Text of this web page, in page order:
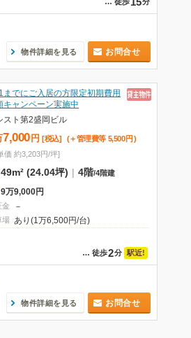
物件詳細を見る お問合せ
までにご入居の方限定初期費用
キャンペーン実施中
スト第2盛岡ビル
7,000 円 [税込] (＋管理費等 5,500 円 )
価 約3,203円/坪]
(24.04坪) | 4階/4階建
9万9,000円
金 －
場 あり(1万6,500円/台)
… 徒歩2分 駅近!
物件詳細を見る お問合せ